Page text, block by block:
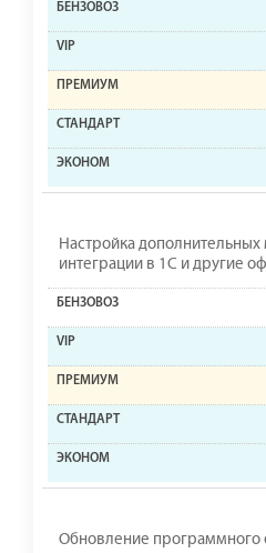
Настройка
интеграции в 1С и другие
Обновление программного